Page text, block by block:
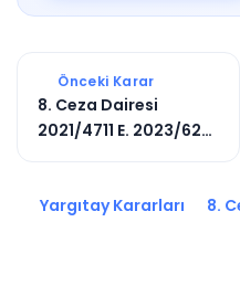
Önceki Karar
8. Ceza Dairesi
2021/4711 E. 2023/626
Yargıtay Kararları 8.